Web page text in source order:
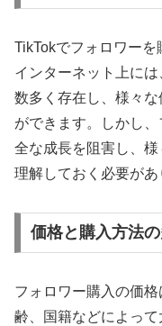
TikTokでフォロワーを
インターネット上に
数多く存在し、様々
ができます。しかし
全な成長を阻害し、
理解しておく必要があ
価格と購入方法
フォロワー購入の価
齢、国籍などによっ